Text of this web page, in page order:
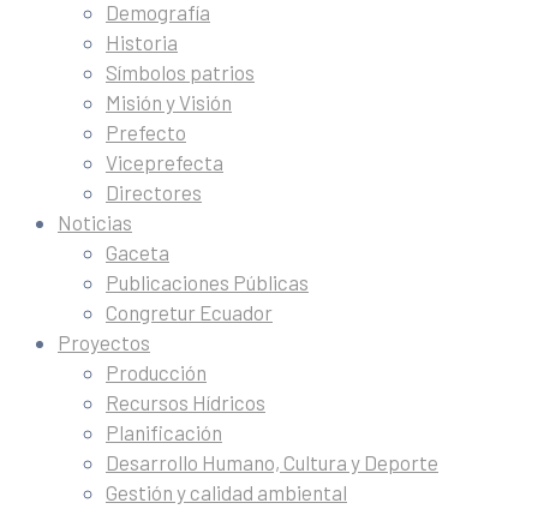
Demografía
Historia
Símbolos patrios
Misión y Visión
Prefecto
Viceprefecta
Directores
Noticias
Gaceta
Publicaciones Públicas
Congretur Ecuador
Proyectos
Producción
Recursos Hídricos
Planificación
Desarrollo Humano, Cultura y Deporte
Gestión y calidad ambiental